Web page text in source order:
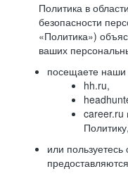
Политика в
безопасности
«Политика»)
ваших
посещаете наши
hh.ru,
career.ru
Политику,
или